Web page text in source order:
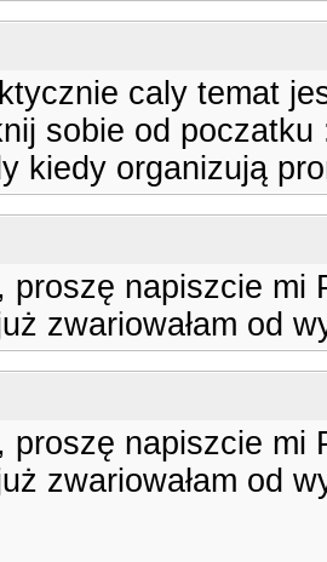
caly temat
sobie od
kiedy organizują
proszę napiszcie mi
zwariowałam od
proszę napiszcie mi
zwariowałam od